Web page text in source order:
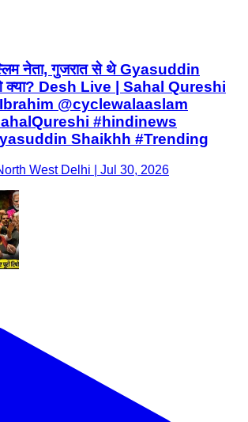
नेता, गुजरात से थे Gyasuddin
Desh Live | Sahal Qureshi
@cyclewalaaslam
#hindinews
Shaikhh #Trending
West Delhi | Jul 30, 2026